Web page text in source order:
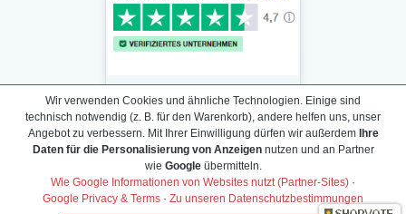
Daten­schutz­erklärung
Widerrufs­recht /Widerrufs­formular
AGB & Info
Wir verwenden Cookies und ähnliche Technologien. Einige sind
technisch notwendig (z. B. für den Warenkorb), andere helfen uns, unser
Angebot zu verbessern. Mit Ihrer Einwilligung dürfen wir außerdem Ihre
Daten für die Personalisierung von Anzeigennutzen und an Partner
wie Googleübermitteln.
Wie Google Informationen von Websites nutzt (Partner-Sites) ·
Google Privacy & Terms · Zu unseren Datenschutzbestimmungen